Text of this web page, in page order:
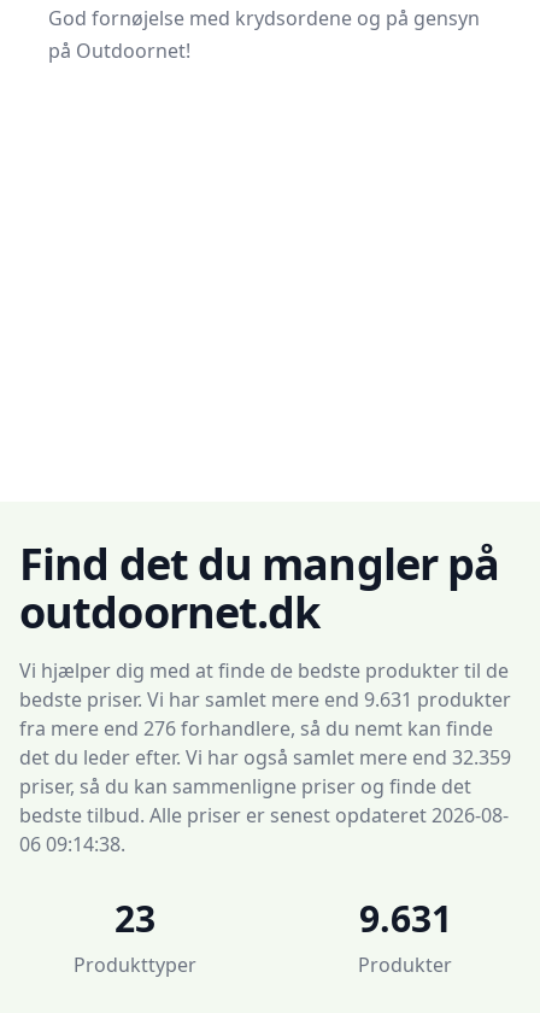
God fornøjelse med krydsordene og på gensyn
på Outdoornet!
Find det du mangler på
outdoornet.dk
Vi hjælper dig med at finde de bedste produkter til de
bedste priser. Vi har samlet mere end 9.631 produkter
fra mere end 276 forhandlere, så du nemt kan finde
det du leder efter. Vi har også samlet mere end 32.359
priser, så du kan sammenligne priser og finde det
bedste tilbud. Alle priser er senest opdateret 2026-08-
06 09:14:38.
23
Produkttyper
9.631
Produkter